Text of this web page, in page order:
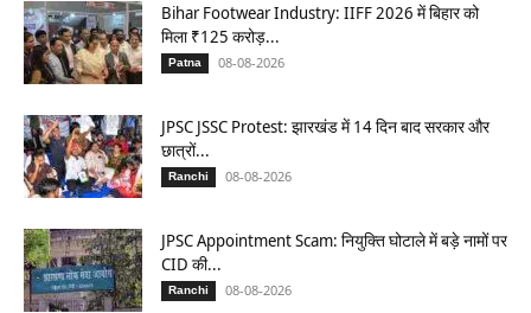
Bihar Footwear Industry: IIFF 2026 में बिहार को
मिला ₹125 करोड़...
Patna 08-08-2026
JPSC JSSC Protest: झारखंड में 14 दिन बाद सरकार और
छात्रों...
Ranchi 08-08-2026
JPSC Appointment Scam: नियुक्ति घोटाले में बड़े नामों पर
CID की...
Ranchi 08-08-2026